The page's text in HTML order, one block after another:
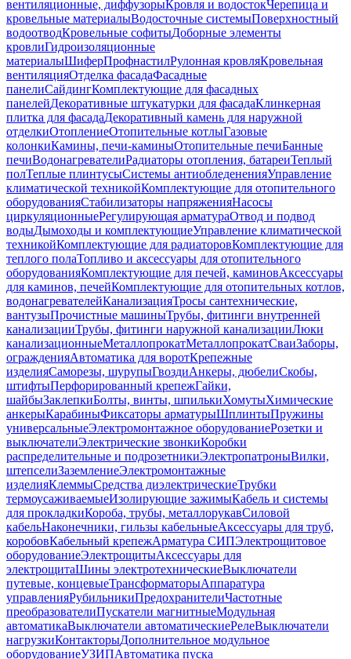
вентиляционные, диффузорыКровля и водостокЧерепица и
кровельные материалыВодосточные системыПоверхностный
водоотводКровельные софитыДоборные элементы
кровлиГидроизоляционные
материалыШиферПрофнастилРулонная кровляКровельная
вентиляцияОтделка фасадаФасадные
панелиСайдингКомплектующие для фасадных
панелейДекоративные штукатурки для фасадаКлинкерная
плитка для фасадаДекоративный камень для наружной
отделкиОтоплениеОтопительные котлыГазовые
колонкиКамины, печи-каминыОтопительные печиБанные
печиВодонагревателиРадиаторы отопления, батареиТеплый
полТеплые плинтусыСистемы антиобледененияУправление
климатической техникойКомплектующие для отопительного
оборудованияСтабилизаторы напряженияНасосы
циркуляционныеРегулирующая арматураОтвод и подвод
водыДымоходы и комплектующиеУправление климатической
техникойКомплектующие для радиаторовКомплектующие для
теплого полаТопливо и аксессуары для отопительного
оборудованияКомплектующие для печей, каминовАксессуары
для каминов, печейКомплектующие для отопительных котлов,
водонагревателейКанализацияТросы сантехнические,
вантузыПрочистные машиныТрубы, фитинги внутренней
канализацииТрубы, фитинги наружной канализацииЛюки
канализационныеМеталлопрокатМеталлопрокатСваиЗаборы,
огражденияАвтоматика для воротКрепежные
изделияСаморезы, шурупыГвоздиАнкеры, дюбелиСкобы,
штифтыПерфорированный крепежГайки,
шайбыЗаклепкиБолты, винты, шпилькиХомутыХимические
анкерыКарабиныФиксаторы арматурыШплинтыПружины
универсальныеЭлектромонтажное оборудованиеРозетки и
выключателиЭлектрические звонкиКоробки
распределительные и подрозетникиЭлектропатроныВилки,
штепселиЗаземлениеЭлектромонтажные
изделияКлеммыСредства диэлектрическиеТрубки
термоусаживаемыеИзолирующие зажимыКабель и системы
для прокладкиКороба, трубы, металлорукавСиловой
кабельНаконечники, гильзы кабельныеАксессуары для труб,
коробовКабельный крепежАрматура СИПЭлектрощитовое
оборудованиеЭлектрощитыАксессуары для
электрощитаШины электротехническиеВыключатели
путевые, концевыеТрансформаторыАппаратура
управленияРубильникиПредохранителиЧастотные
преобразователиПускатели магнитныеМодульная
автоматикаВыключатели автоматическиеРелеВыключатели
нагрузкиКонтакторыДополнительное модульное
оборудованиеУЗИПАвтоматика пуска